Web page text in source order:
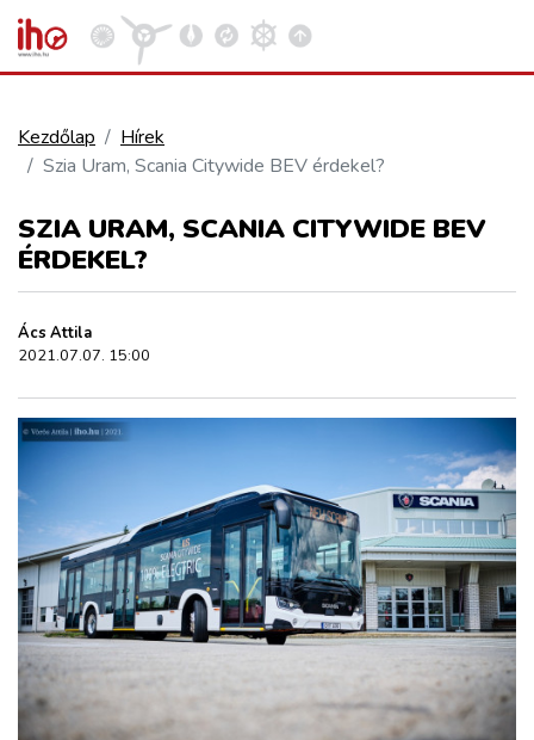
VASÚT
KÖZÚT
REPÜLÉS
KÖZLEKEDÉSFEJLESZTÉS
ZÖLDÚT
HAJÓZÁS
BLOG
Kosár megtekintése
Kezdőlap
Hírek
Szia Uram, Scania Citywide BEV érdekel?
SZIA URAM, SCANIA CITYWIDE BEV
ÉRDEKEL?
Ács Attila
2021.07.07. 15:00